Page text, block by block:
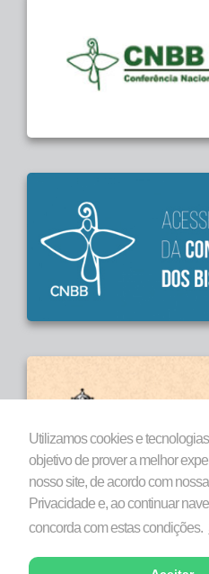
Utilizamos cookies e
objetivo de prover a melhor
nosso site, de acordo com
Privacidade e, ao continuar
concorda com estas condições.
Todos os direitos reservados